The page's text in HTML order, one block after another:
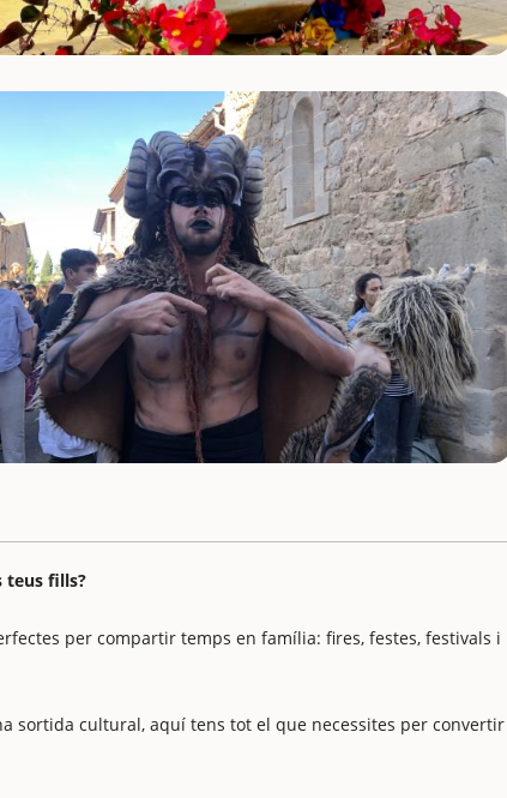
teus fills?
per compartir temps en família: fires, festes, festivals i
sortida cultural, aquí tens tot el que necessites per convertir